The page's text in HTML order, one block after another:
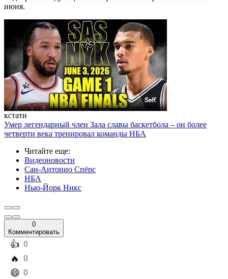
июня.
кстати
Умер легендарный член Зала славы баскетбола – он более
четверти века тренировал команды НБА
Читайте еще:
Видеоновости
Сан-Антонио Спёрс
НБА
Нью-Йорк Никс
0
Комментировать
️👍 0
️🔥 0
️😄 0